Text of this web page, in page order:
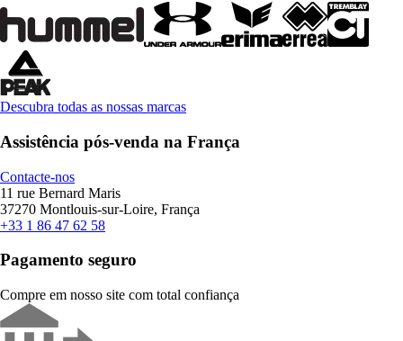
Descubra todas as nossas marcas
Assistência pós-venda na França
Contacte-nos
11 rue Bernard Maris
37270 Montlouis-sur-Loire, França
+33 1 86 47 62 58
Pagamento seguro
Compre em nosso site com total confiança